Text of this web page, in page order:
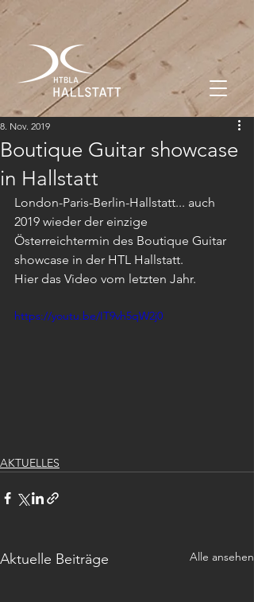
Boutique Guitar showcase
in Hallstatt
8. Nov. 2019
London-Paris-Berlin-Hallstatt... auch
2019 wieder der einzige
Österreichtermin des Boutique Guitar
showcase in der HTL Hallstatt.
Hier das Video vom letzten Jahr.
https://youtu.be/IT9vh5qW2j0
AKTUELLES
Aktuelle Beiträge Alle ansehen